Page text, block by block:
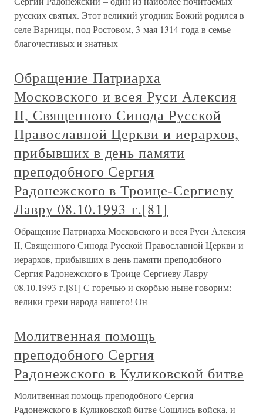
русских святых. Этот великий угодник Божий родился в
селе Варницы, под Ростовом, 3 мая 1314 года в семье
благочестивых и знатных
Обращение Патриарха
Московского и всея Руси Алексия
II, Священного Синода Русской
Православной Церкви и иерархов,
прибывших в день памяти
преподобного Сергия
Радонежского в Троице-Сергиеву
Лавру 08.10.1993 г.[81]
Обращение Патриарха Московского и всея Руси Алексия
II, Священного Синода Русской Православной Церкви и
иерархов, прибывших в день памяти преподобного
Сергия Радонежского в Троице-Сергиеву Лавру
08.10.1993 г.[81] С горечью и скорбью ныне говорим:
велики грехи народа нашего! Он
Молитвенная помощь
преподобного Сергия
Радонежского в Куликовской битве
Молитвенная помощь преподобного Сергия
Радонежского в Куликовской битве Сошлись войска, и